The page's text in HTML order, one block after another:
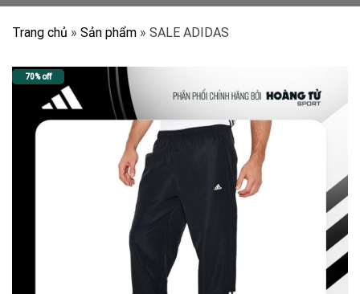
Trang chủ » Sản phẩm » SALE ADIDAS
70% off